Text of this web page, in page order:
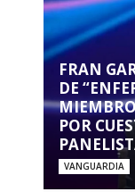
FRAN
DE
POR
VANGUARDIA